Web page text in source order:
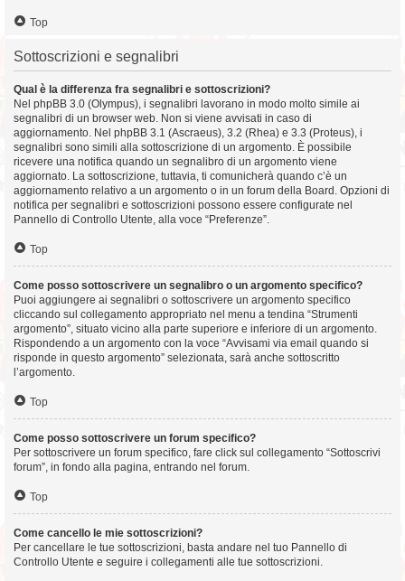
Top
Sottoscrizioni e segnalibri
Qual è la differenza fra segnalibri e sottoscrizioni?
Nel phpBB 3.0 (Olympus), i segnalibri lavorano in modo molto simile ai
segnalibri di un browser web. Non si viene avvisati in caso di
aggiornamento. Nel phpBB 3.1 (Ascraeus), 3.2 (Rhea) e 3.3 (Proteus), i
segnalibri sono simili alla sottoscrizione di un argomento. È possibile
ricevere una notifica quando un segnalibro di un argomento viene
aggiornato. La sottoscrizione, tuttavia, ti comunicherà quando c’è un
aggiornamento relativo a un argomento o in un forum della Board. Opzioni di
notifica per segnalibri e sottoscrizioni possono essere configurate nel
Pannello di Controllo Utente, alla voce “Preferenze”.
Top
Come posso sottoscrivere un segnalibro o un argomento specifico?
Puoi aggiungere ai segnalibri o sottoscrivere un argomento specifico
cliccando sul collegamento appropriato nel menu a tendina “Strumenti
argomento”, situato vicino alla parte superiore e inferiore di un argomento.
Rispondendo a un argomento con la voce “Avvisami via email quando si
risponde in questo argomento” selezionata, sarà anche sottoscritto
l’argomento.
Top
Come posso sottoscrivere un forum specifico?
Per sottoscrivere un forum specifico, fare click sul collegamento “Sottoscrivi
forum”, in fondo alla pagina, entrando nel forum.
Top
Come cancello le mie sottoscrizioni?
Per cancellare le tue sottoscrizioni, basta andare nel tuo Pannello di
Controllo Utente e seguire i collegamenti alle tue sottoscrizioni.